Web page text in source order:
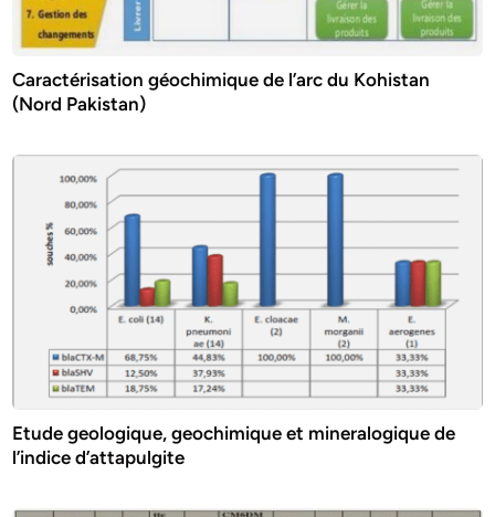
Caractérisation géochimique de l’arc du Kohistan
(Nord Pakistan)
Etude geologique, geochimique et mineralogique de
l’indice d’attapulgite